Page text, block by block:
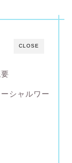
CLOSE
シャルワー